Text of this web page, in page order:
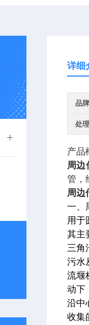
详细
品牌
处
产品
周边
管，
周边
一、
用于
其主
三角
污水
流堰
动下
沿中
收集